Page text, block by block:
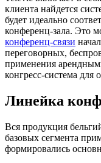
клиента найдется
будет идеально
конференц-зала. Это
конференц-связи
переговорных,
применения
конгресс-система для
Линейка
Вся продукция
базовых сегмента
формировались